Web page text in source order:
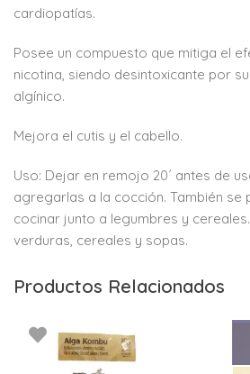
cardiopatías.
Posee un compuesto que mitiga el
nicotina, siendo desintoxicante por
algínico.
Mejora el cutis y el cabello.
Uso: Dejar en remojo 20´ antes de
agregarlas a la cocción. También se
cocinar junto a legumbres y
verduras, cereales y sopas.
Productos Relacionados